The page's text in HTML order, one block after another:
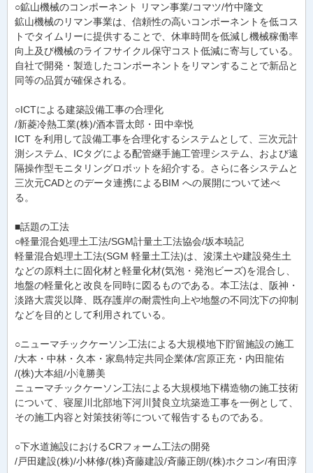
○鉱山機械のコンポーネント リマン事業/コマツ/竹中隆文
鉱山機械のリマン事業は、信頼性の高いコンポーネントを低コス
トでタイムリーに提供することで、休車時間を低減し機械稼働率
向上及び機械のライフサイクル保守コスト低減に寄与している。
自社で開発・製造したコンポーネントをリマンすることで新品と
同等の品質が確保される。
○ICTによる建築設備工事の合理化
/新菱冷熱工業(株)/酒本晋太郎・田中幸悦
ICT を利用して設備工事を合理化するシステムとして、三次元計
測システム、ICタグによる配管継手施工管理システム、および遠
隔操作型モニタリングロボットを紹介する。さらに各システムと
三次元CADとのデータ連携によるBIM への展開について述べ
る。
■話題の工法
○軽量混合処理土工法/SGM計量土工法協会/坂本暁記
軽量混合処理土工法(SGM 軽量土工法)は、浚渫土や建設発生土
などの原料土に固化材と軽量化材(気泡・発泡ビーズ)を混合し、
地盤の軽量化と改良を同時に図るものである。本工法は、阪神・
淡路大震災以降、既存護岸の耐震性向上や地盤の不同沈下の抑制
などを目的として利用されている。
○ニューマチックケーソン工法による大規模地下貯留施設の施工
/大本・中林・久本・家島特定共同企業体/宮原正充・内田龍佑
/(株)大本組/小滝勝美
ニューマチックケーソン工法による大規模地下構造物の施工技術
について、寝屋川北部地下河川賛良立坑築造工事を一例として、
その施工内容と対策技術等について報告するものである。
○下水道施設におけるCRフォーム工法の開発
/戸田建設(株)/小林修/(株)斉藤建設/斉藤正朗/(株)ホクコン/有田淳